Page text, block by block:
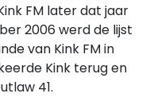
FM later dat jaar
2006 werd de lijst
van Kink FM in
Kink terug en
41.